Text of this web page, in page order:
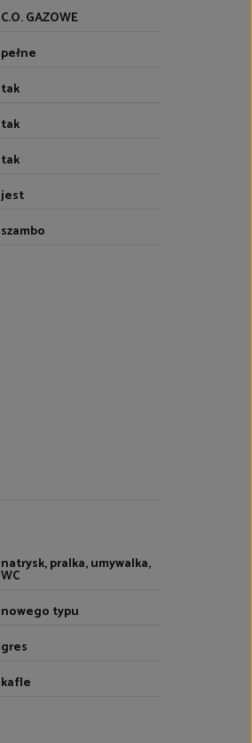
C.O. GAZOWE
pełne
tak
tak
tak
jest
szambo
natrysk, pralka, umywalka,
WC
nowego typu
gres
kafle